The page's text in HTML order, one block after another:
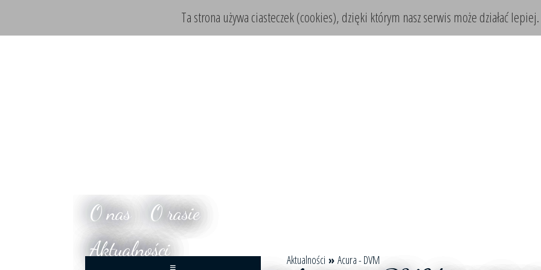
O nas
O rasie
Aktualności
≡ Aktualności » Acura - DVM
Ta strona używa ciasteczek (cookies), dzięki którym nasz serwis może działać lepiej.